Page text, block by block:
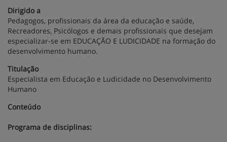
Dirigido a
Pedagogos, profissionais da área da educação e saúde,
Recreadores, Psicólogos e demais profissionais que desejam
especializar-se em EDUCAÇÃO E LUDICIDADE na formação do
desenvolvimento humano.
Titulação
Especialista em Educação e Ludicidade no Desenvolvimento
Humano
Conteúdo
Programa de disciplinas: